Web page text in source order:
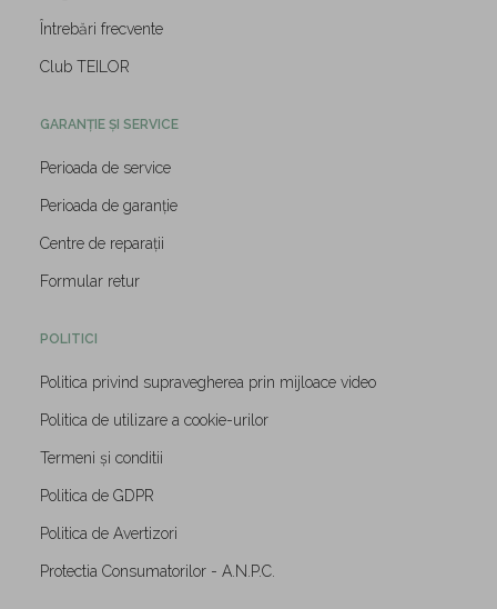
Întrebări frecvente
Club TEILOR
GARANȚIE ȘI SERVICE
Perioada de service
Perioada de garanție
Centre de reparații
Formular retur
POLITICI
Politica privind supravegherea prin mijloace video
Politica de utilizare a cookie-urilor
Termeni și conditii
Politica de GDPR
Politica de Avertizori
Protectia Consumatorilor - A.N.P.C.